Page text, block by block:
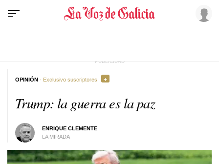
Trump: la guerra es la paz
ENRIQUE CLEMENTE
LA MIRADA
OPINIÓN · Exclusivo suscriptores